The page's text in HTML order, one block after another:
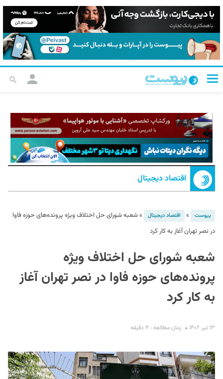
اقتصاد دیجیتال
پیوست » اقتصاد دیجیتال »شعبه شورای حل اختلاف ویژه پرونده‌های حوزه فاوا
در نصر تهران آغاز به کار کرد
شعبه شورای حل اختلاف ویژه
پرونده‌های حوزه فاوا در نصر تهران آغاز
به کار کرد
۱۳ تیر ۱۴۰۲ زمان مطالعه : ۴ دقیقه